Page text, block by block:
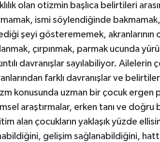
olan otizmin başlıca belirtileri
ismi söylendiğinde
şeyi gösterememek, akranlarının
çırpınmak, parmak ucunda
davranışlar sayılabiliyor. Ailelerin
farklı davranışlar ve
konusunda uzman bir çocuk ergen
araştırmalar, erken tanı ve
alan çocukların yaklaşık yüzde
gelişim sağlanabildiğini,